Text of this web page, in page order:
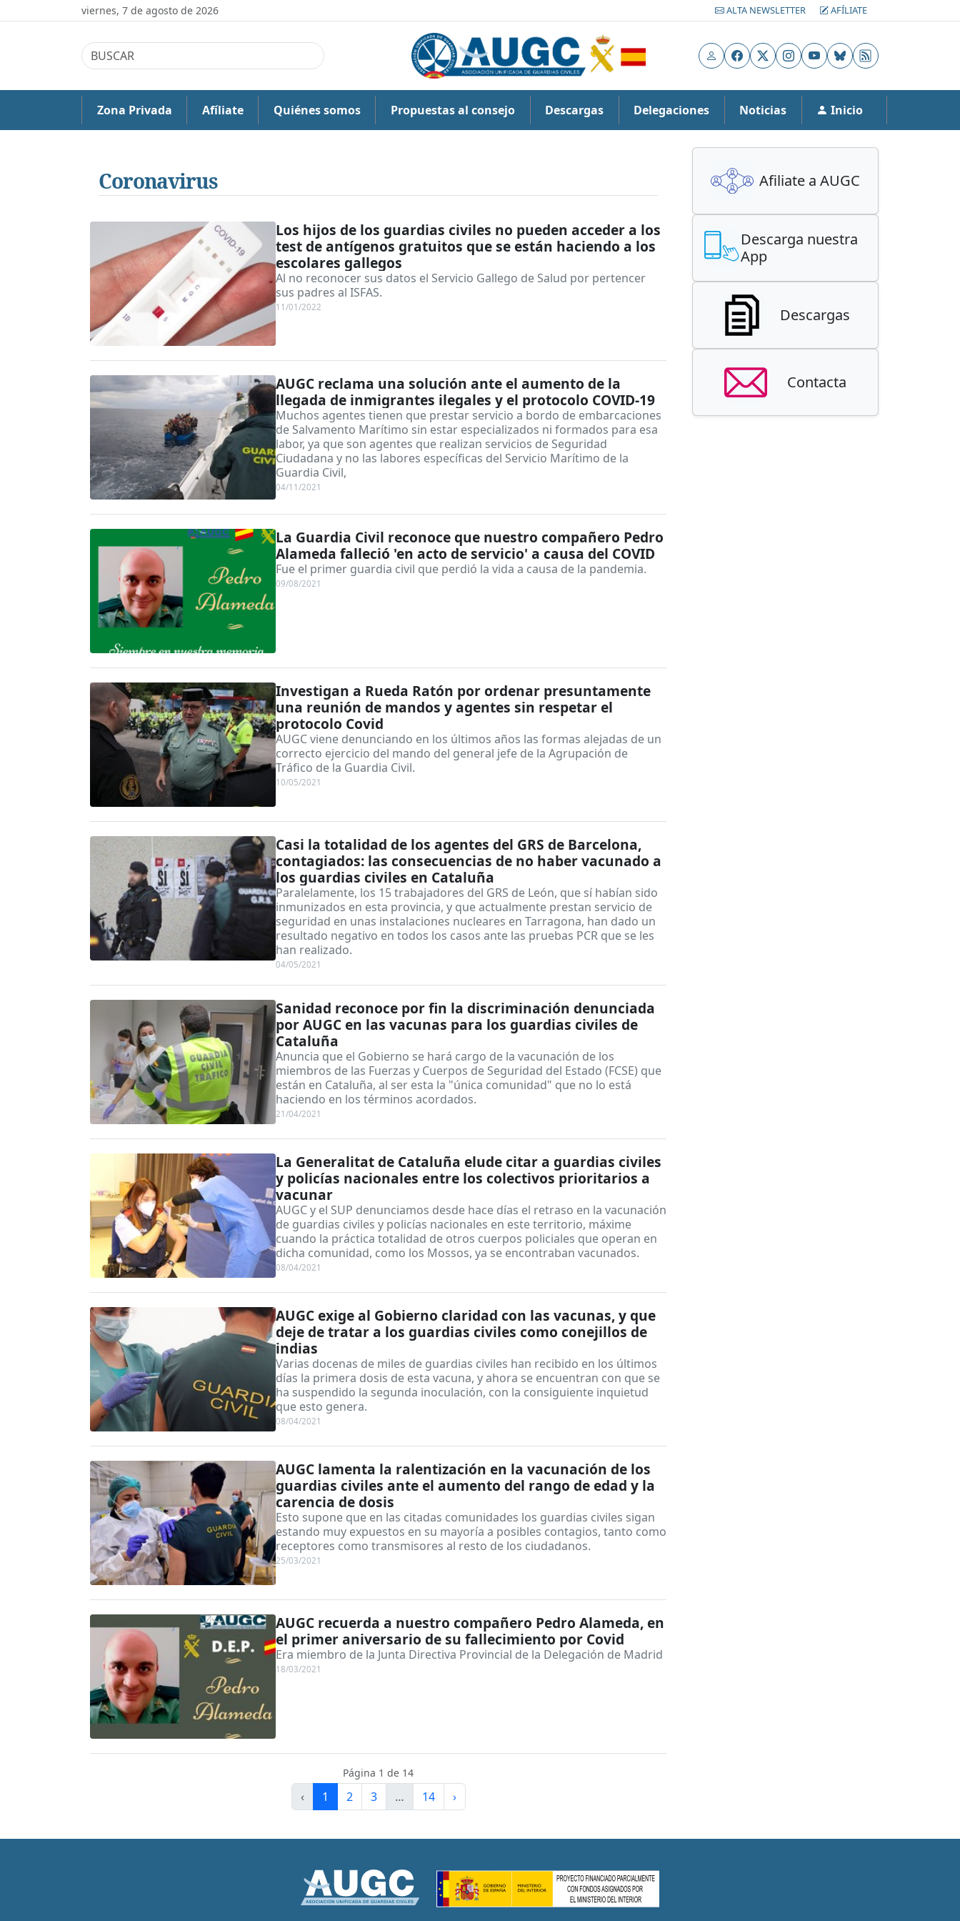
viernes, 7 de agosto de 2026 ALTA NEWSLETTER AFÍLIATE
UsuarioFacebook
X Instagram
YouTubeBluesky
RSS
Zona Privada Afíliate Quiénes somos Propuestas al consejo Descargas Delegaciones Noticias Inicio
Coronavirus
Los hijos de los guardias civiles no pueden acceder a los
test de antígenos gratuitos que se están haciendo a los
escolares gallegos
Al no reconocer sus datos el Servicio Gallego de Salud por pertencer
sus padres al ISFAS.
11/01/2022
AUGC reclama una solución ante el aumento de la
llegada de inmigrantes ilegales y el protocolo COVID-19
Muchos agentes tienen que prestar servicio a bordo de embarcaciones
de Salvamento Marítimo sin estar especializados ni formados para esa
labor, ya que son agentes que realizan servicios de Seguridad
Ciudadana y no las labores específicas del Servicio Marítimo de la
Guardia Civil,
04/11/2021
La Guardia Civil reconoce que nuestro compañero Pedro
Alameda falleció 'en acto de servicio' a causa del COVID
Fue el primer guardia civil que perdió la vida a causa de la pandemia.
09/08/2021
Investigan a Rueda Ratón por ordenar presuntamente
una reunión de mandos y agentes sin respetar el
protocolo Covid
AUGC viene denunciando en los últimos años las formas alejadas de un
correcto ejercicio del mando del general jefe de la Agrupación de
Tráfico de la Guardia Civil.
10/05/2021
Casi la totalidad de los agentes del GRS de Barcelona,
contagiados: las consecuencias de no haber vacunado a
los guardias civiles en Cataluña
Paralelamente, los 15 trabajadores del GRS de León, que sí habían sido
inmunizados en esta provincia, y que actualmente prestan servicio de
seguridad en unas instalaciones nucleares en Tarragona, han dado un
resultado negativo en todos los casos ante las pruebas PCR que se les
han realizado.
04/05/2021
Sanidad reconoce por fin la discriminación denunciada
por AUGC en las vacunas para los guardias civiles de
Cataluña
Anuncia que el Gobierno se hará cargo de la vacunación de los
miembros de las Fuerzas y Cuerpos de Seguridad del Estado (FCSE) que
están en Cataluña, al ser esta la "única comunidad" que no lo está
haciendo en los términos acordados.
21/04/2021
La Generalitat de Cataluña elude citar a guardias civiles
y policías nacionales entre los colectivos prioritarios a
vacunar
AUGC y el SUP denunciamos desde hace días el retraso en la vacunación
de guardias civiles y policías nacionales en este territorio, máxime
cuando la práctica totalidad de otros cuerpos policiales que operan en
dicha comunidad, como los Mossos, ya se encontraban vacunados.
08/04/2021
AUGC exige al Gobierno claridad con las vacunas, y que
deje de tratar a los guardias civiles como conejillos de
indias
Varias docenas de miles de guardias civiles han recibido en los últimos
días la primera dosis de esta vacuna, y ahora se encuentran con que se
ha suspendido la segunda inoculación, con la consiguiente inquietud
que esto genera.
08/04/2021
AUGC lamenta la ralentización en la vacunación de los
guardias civiles ante el aumento del rango de edad y la
carencia de dosis
Esto supone que en las citadas comunidades los guardias civiles sigan
estando muy expuestos en su mayoría a posibles contagios, tanto como
receptores como transmisores al resto de los ciudadanos.
25/03/2021
AUGC recuerda a nuestro compañero Pedro Alameda, en
el primer aniversario de su fallecimiento por Covid
Era miembro de la Junta Directiva Provincial de la Delegación de Madrid
18/03/2021
Página 1 de 14
‹ 1 2 3 … 14 ›
Afiliate a AUGC
Descarga nuestra
App
Descargas
Contacta